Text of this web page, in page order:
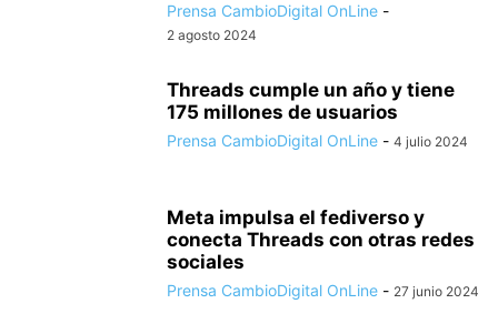
Prensa CambioDigital OnLine -
2 agosto 2024
Threads cumple un año y tiene
175 millones de usuarios
Prensa CambioDigital OnLine - 4 julio 2024
Meta impulsa el fediverso y
conecta Threads con otras redes
sociales
Prensa CambioDigital OnLine - 27 junio 2024